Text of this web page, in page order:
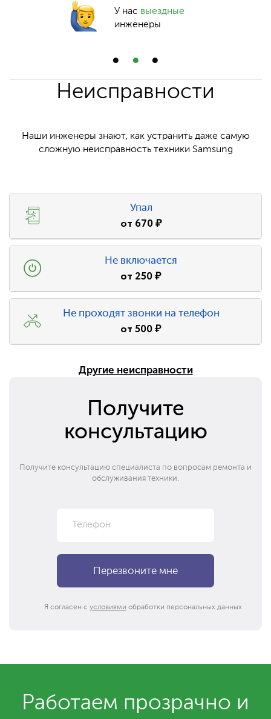
У нас выездные
инженеры
Неисправности
Наши инженеры знают, как устранить даже самую
сложную неисправность техники Samsung
Упал
от 670₽
Не включается
от 250₽
Не проходят звонки на телефон
от500₽
Другие неисправности
Получите
консультацию
Получите консультацию специалиста по вопросам ремонта и
обслуживания техники.
Я согласен с условиями обработки персональных данных
Работаем прозрачно и